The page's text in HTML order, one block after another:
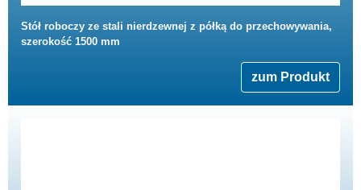
Stół roboczy ze stali nierdzewnej z półką do przechowywania,
szerokość 1500 mm
zum Produkt